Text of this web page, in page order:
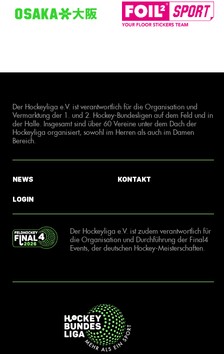
Der Hockeyliga e.V. ist verantwortlich für die Organisation und
Vermarktung der 1. und 2. Hockey-Bundesligen auf dem Feld und in
der Halle. Insgesamt sind über 60 Vereine unter dem Dach der
Hockeyliga organisiert, sowohl im Herren als auch im Damen
Bereich.
News
Login
Kontakt
Der Hockeyliga e.V. ist zudem verantwortlich für
die Organisation und Durchführung der Final4
Events, der deutschen Hockey-Meisterschaften.